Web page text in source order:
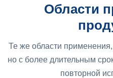
Области
Те же области
но с более длительным
повторной